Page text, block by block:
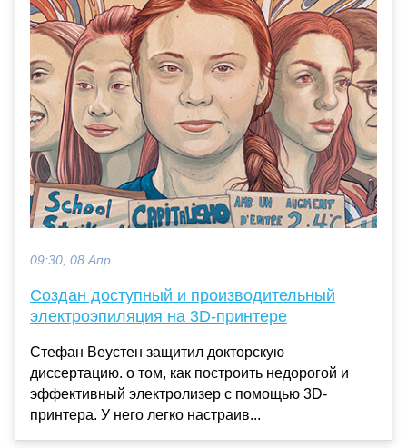
09:30, 08 Апр
Создан доступный и производительный
электроэпиляция на 3D-принтере
Стефан Веустен защитил докторскую
диссертацию. о том, как построить недорогой и
эффективный электролизер с помощью 3D-
принтера. У него легко настраив...